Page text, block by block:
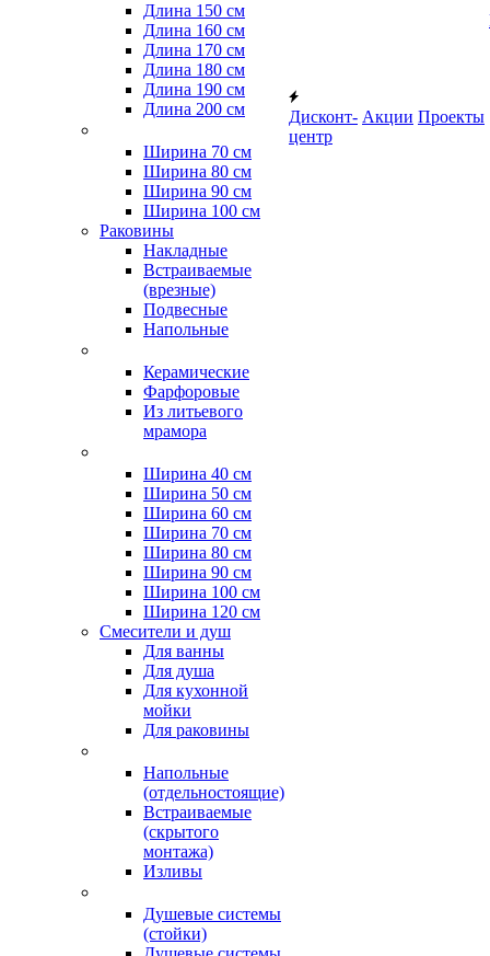
Длина 150 см
Длина 160 см
Длина 170 см
Длина 180 см
Длина 190 см
Длина 200 см
Ширина 70 см
Ширина 80 см
Ширина 90 см
Ширина 100 см
Раковины
Накладные
Встраиваемые
(врезные)
Подвесные
Напольные
Керамические
Фарфоровые
Из литьевого
мрамора
Ширина 40 см
Ширина 50 см
Ширина 60 см
Ширина 70 см
Ширина 80 см
Ширина 90 см
Ширина 100 см
Ширина 120 см
Смесители и душ
Для ванны
Для душа
Для кухонной
мойки
Для раковины
Напольные
(отдельностоящие)
Встраиваемые
(скрытого
монтажа)
Изливы
Душевые системы
(стойки)
Дисконт-
центр
Акции Проекты